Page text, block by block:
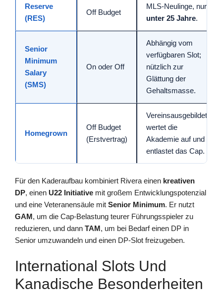
Reserve
(RES)
Off Budget
MLS-Neulinge, nur
unter 25 Jahre.
Senior
Minimum
Salary
(SMS)
On oder Off
Abhängig vom
verfügbaren Slot;
nützlich zur
Glättung der
Gehaltsmasse.
Homegrown
Off Budget
(Erstvertrag)
Vereinsausgebildet;
wertet die
Akademie auf und
entlastet das Cap.
Für den Kaderaufbau kombiniert Rivera einen kreativen
DP, einen U22 Initiative mit großem Entwicklungspotenzial
und eine Veteranensäule mit Senior Minimum. Er nutzt
GAM, um die Cap-Belastung teurer Führungsspieler zu
reduzieren, und dann TAM, um bei Bedarf einen DP in
Senior umzuwandeln und einen DP-Slot freizugeben.
International Slots Und
Kanadische Besonderheiten